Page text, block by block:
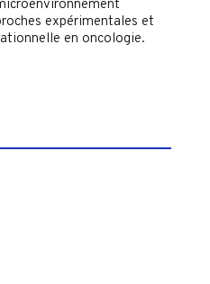
expérimentales et
en oncologie.